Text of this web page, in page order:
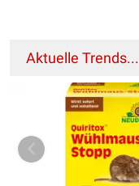
Aktuelle Trends...